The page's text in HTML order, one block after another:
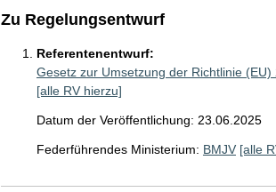
Zu Regelungsentwurf
Referentenentwurf:
Gesetz zur Umsetzung der Richtlinie
[alle RV hierzu]
Datum der Veröffentlichung: 23.06.2025
Federführendes Ministerium: BMJV [alle